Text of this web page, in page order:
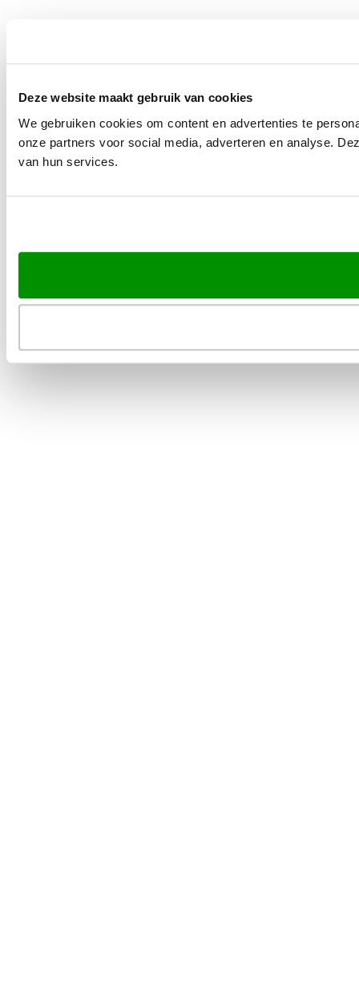
Deze website maakt gebruik van cookies
We gebruiken cookies om content en advertenties te
onze partners voor social media, adverteren en analyse.
van hun services.